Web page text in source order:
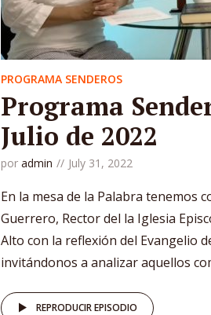
PROGRAMA SENDEROS
Programa
Julio de 2022
por admin July 31, 2022
En la mesa de la Palabra tenemos
Guerrero, Rector del la Iglesia
Alto con la reflexión del Evangelio
invitándonos a analizar aquellos
REPRODUCIR EPISODIO